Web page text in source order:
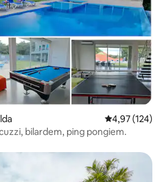
Średnia
4,97 (124)
bilardem, ping pongiem.